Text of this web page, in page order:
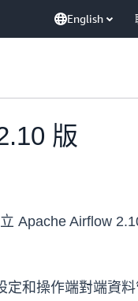
English
版
Apache Airflow
和操作端對端資